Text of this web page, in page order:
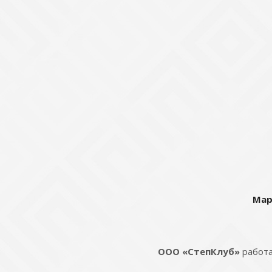
ООО «СтепКлуб»